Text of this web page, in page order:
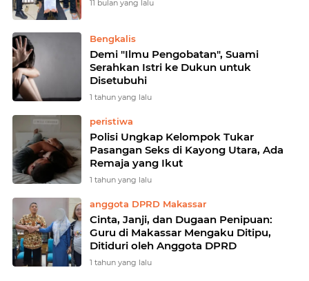
11 bulan yang lalu
Bengkalis
Demi "Ilmu Pengobatan", Suami
Serahkan Istri ke Dukun untuk
Disetubuhi
1 tahun yang lalu
peristiwa
Polisi Ungkap Kelompok Tukar
Pasangan Seks di Kayong Utara, Ada
Remaja yang Ikut
1 tahun yang lalu
anggota DPRD Makassar
Cinta, Janji, dan Dugaan Penipuan:
Guru di Makassar Mengaku Ditipu,
Ditiduri oleh Anggota DPRD
1 tahun yang lalu